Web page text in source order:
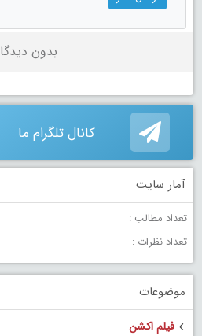
بدون
کانال تلگرام ما
آمار سایت
تعداد مطالب :
تعداد نظرات :
موضوعات
فیلم اکشن